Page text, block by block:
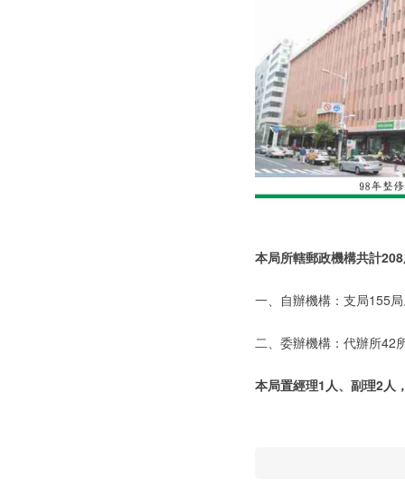
本局所轄郵政機構共計
一、自辦機構：支局155
二、委辦機構：代辦所42
本局置經理1人、副理2人